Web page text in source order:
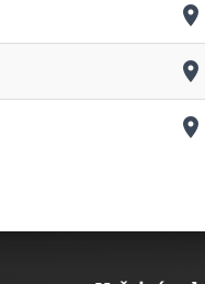
place
place
place